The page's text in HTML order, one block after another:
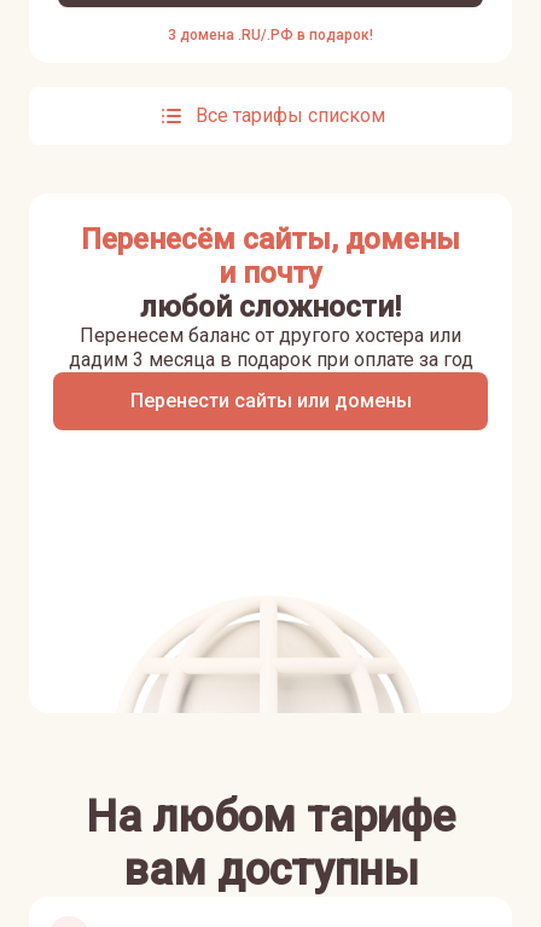
3 домена .RU/.РФ в подарок!
Все тарифы списком
Перенесём сайты, домены
и почту
любой сложности!
Перенести сайты или домены
Перенесем баланс от другого хостера или
дадим 3 месяца в подарок при оплате за год
На любом тарифе
вам доступны